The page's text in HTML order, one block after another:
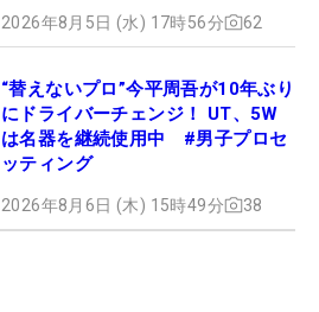
2026年8月5日 (水) 17時56分 62
“替えないプロ”今平周吾が10年ぶり
にドライバーチェンジ！ UT、5W
は名器を継続使用中 #男子プロセ
ッティング
2026年8月6日 (木) 15時49分 38